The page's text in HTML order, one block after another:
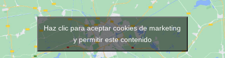
Haz clic para aceptar cookies de marketing
y permitir este contenido